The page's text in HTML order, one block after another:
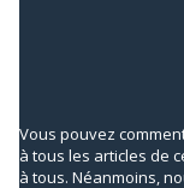
Vous pouvez
à tous les articles de
à tous. Néanmoins,